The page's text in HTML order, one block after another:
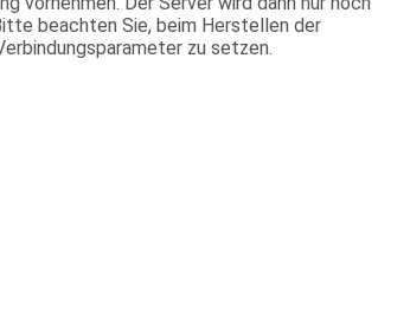
beachten Sie, beim Herstellen der
zu setzen.